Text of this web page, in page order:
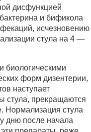
дисфункцией
и бификола
исчезновению
стула на 4 —
биологическими
форм дизентерии,
наступает
стула, прекращаются
Нормализация стула
дню после начала